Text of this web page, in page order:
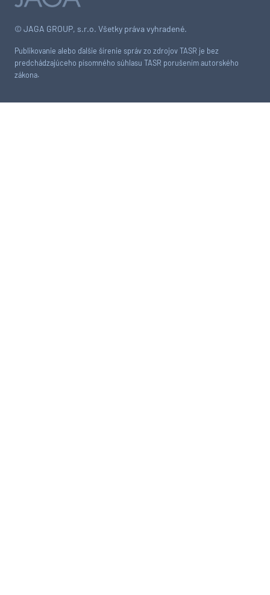
© JAGA GROUP, s.r.o. Všetky práva vyhradené.
Publikovanie alebo ďalšie šírenie správ zo zdrojov TASR je bez
predchádzajúceho písomného súhlasu TASR porušením autorského
zákona.